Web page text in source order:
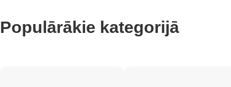
Populārākie kategorijā